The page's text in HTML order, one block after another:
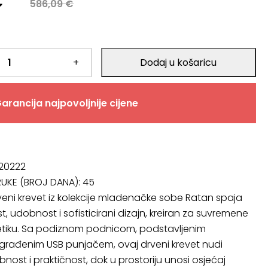
586,09€
+ Dodaj u košaricu
najpovoljnije cijene
(BROJ DANA): 45
krevet iz kolekcije mladenačke sobe Ratan spaja
udobnost i sofisticirani dizajn, kreiran za suvremene
Sa podiznom podnicom, podstavljenim
USB punjačem, ovaj drveni krevet nudi
i praktičnost, dok u prostoriju unosi osjećaj